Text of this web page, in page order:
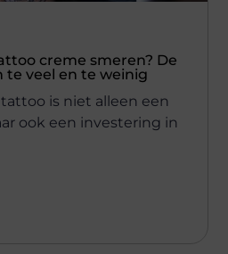
creme smeren? De
te veel en te weinig
is niet alleen een
ook een investering in